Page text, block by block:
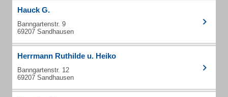
Hauck G.
Banngartenstr. 9
69207 Sandhausen
Herrmann Ruthilde u. Heiko
Banngartenstr. 12
69207 Sandhausen